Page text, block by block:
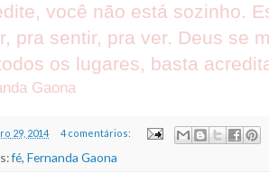
você não está sozinho.
pra sentir, pra ver. Deus se
os lugares, basta
Gaona
29, 2014 4 comentários:
fé, Fernanda Gaona